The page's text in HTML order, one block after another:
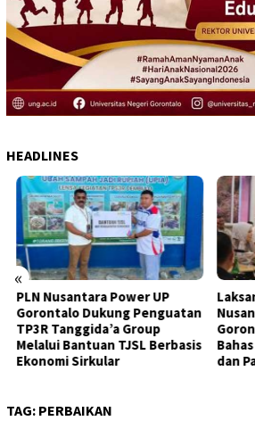
HEADLINES
«
PLN Nusantara Power UP
Gorontalo Dukung Penguatan
TP3R Tanggida’a Group
Melalui Bantuan TJSL Berbasis
Ekonomi Sirkular
Bahas
dan
TAG: PERBAIKAN